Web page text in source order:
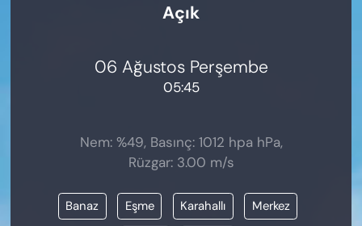
Açık
06 Ağustos Perşembe
05:45
Nem: %49, Basınç: 1012 hpa hPa,
Rüzgar: 3.00 m/s
Banaz Eşme Karahallı Merkez
ÖZEL HABER
SİYASET